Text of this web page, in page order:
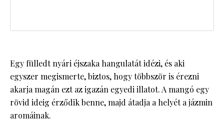
Egy fülledt nyári éjszaka hangulatát idézi, és aki
egyszer megismerte, biztos, hogy többször is érezni
akarja magán ezt az igazán egyedi illatot. A mangó egy
rövid ideig érződik benne, majd átadja a helyét a jázmin
aromáinak.